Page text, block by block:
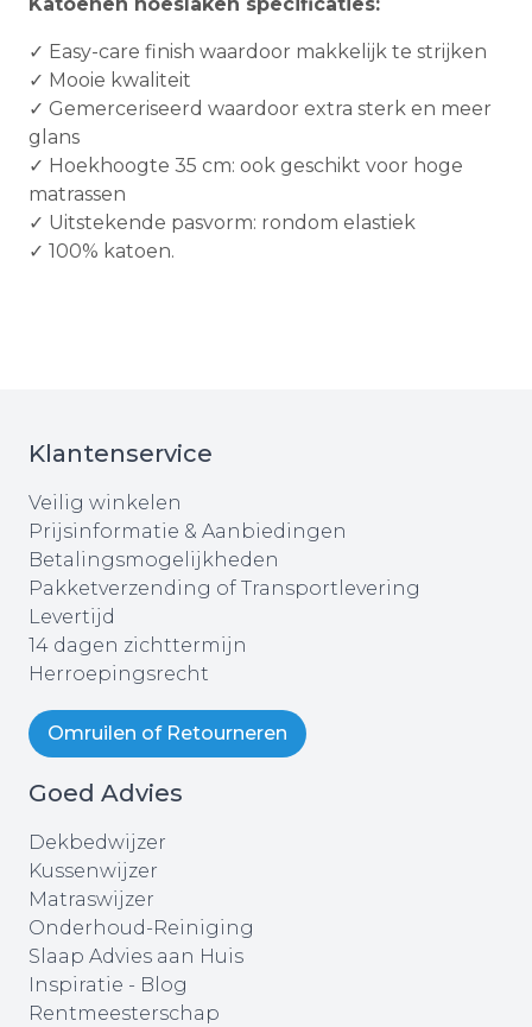
✓ Easy-care finish waardoor makkelijk te strijken
✓ Mooie kwaliteit
✓ Gemerceriseerd waardoor extra sterk en meer
glans
✓ Hoekhoogte 35 cm: ook geschikt voor hoge
matrassen
✓ Uitstekende pasvorm: rondom elastiek
✓ 100% katoen.
Klantenservice
Veilig winkelen
Prijsinformatie & Aanbiedingen
Betalingsmogelijkheden
Pakketverzending of Transportlevering
Levertijd
14 dagen zichttermijn
Herroepingsrecht
Omruilen of Retourneren
Goed Advies
Dekbedwijzer
Kussenwijzer
Matraswijzer
Onderhoud-Reiniging
Slaap Advies aan Huis
Inspiratie - Blog
Rentmeesterschap